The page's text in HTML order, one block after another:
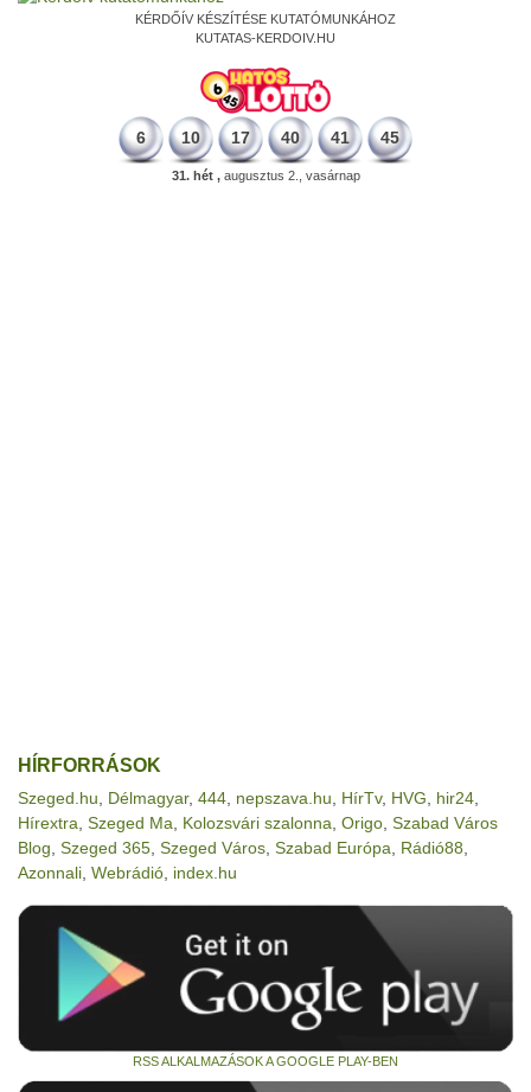
KÉRDŐÍV KÉSZÍTÉSE KUTATÓMUNKÁHOZ
KUTATAS-KERDOIV.HU
6 10 17 40 41 45
31. hét ,augusztus 2., vasárnap
HÍRFORRÁSOK
Szeged.hu Délmagyar, 444 nepszava.hu HírTv, HVG hir24
Hírextra Szeged Ma Kolozsvári szalonna Origo Szabad Város
Blog Szeged 365 Szeged Város Szabad Európa Rádió88
Azonnali Webrádió index.hu
RSS ALKALMAZÁSOK A GOOGLE PLAY-BEN